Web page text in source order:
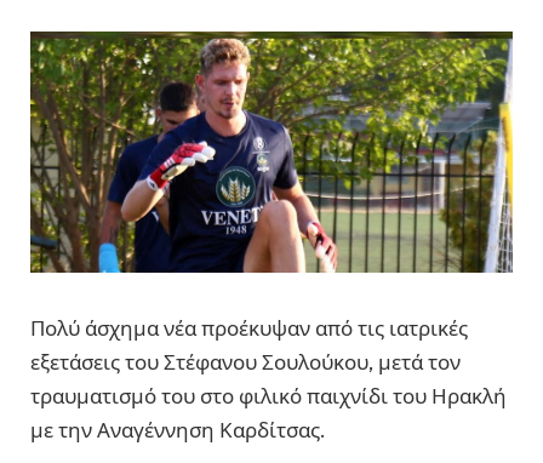
Πολύ άσχημα νέα προέκυψαν από τις ιατρικές
εξετάσεις του Στέφανου Σουλούκου, μετά τον
τραυματισμό του στο φιλικό παιχνίδι του Ηρακλή
με την Αναγέννηση Καρδίτσας.